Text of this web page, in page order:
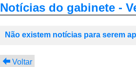
Notícias do gabinete -
Não existem notícias para serem
Voltar